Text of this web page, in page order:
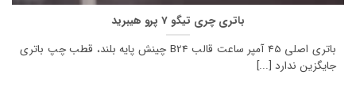
باتری چری تیگو 7 پرو هیبرید
باتری اصلی 45 آمپر ساعت قالب B24 چینش پایه بلند، قطب چپ باتری
جایگزین ندارد [...]